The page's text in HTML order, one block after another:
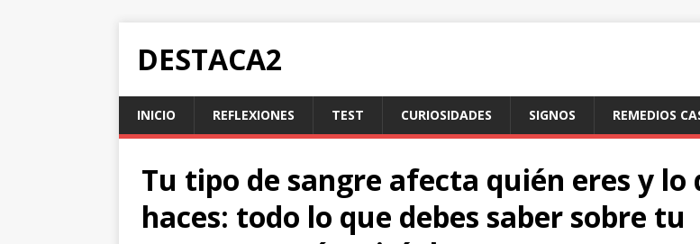
DESTACA2
INICIO REFLEXIONES TEST CURIOSIDADES SIGNOS REMEDIOS
Tu tipo de sangre afecta quién eres y lo
haces: todo lo que debes saber sobre tu